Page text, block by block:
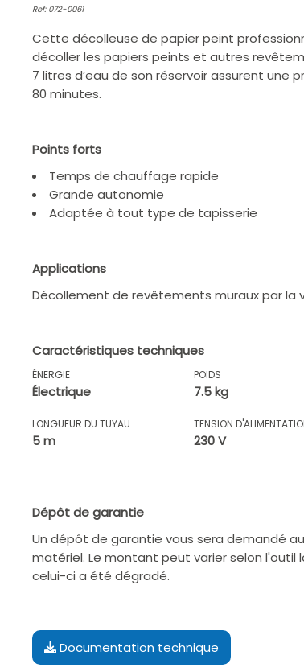
2
Ref: 072-0061
Cette décolleuse de papier peint
décoller les papiers peints et autres
7 litres d’eau de son réservoir assurent une
80 minutes.
Points forts
Temps de chauffage rapide
Grande autonomie
Adaptée à tout type de tapisserie
Applications
Décollement de revêtements muraux par la
Caractéristiques techniques
ÉNERGIE
Électrique
POIDS
7.5 kg
LONGUEUR DU TUYAU
5 m
TENSION
230 V
Dépôt de garantie
Un dépôt de garantie vous sera demandé
matériel. Le montant peut varier selon l'outil
celui-ci a été dégradé.
Documentation technique